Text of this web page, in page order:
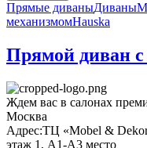
Прямые диваныДиваны
механизмомHauska
Прямой диван
Ждем вас в салонах
Москва
Адрес:ТЦ «Mobel &
этаж 1, А1-А3 место